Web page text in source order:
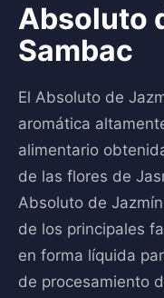
Absoluto
Sambac
El Absoluto de
aromática
alimentario
de las flores de
Absoluto de
de los principales
en forma líquida
de procesamiento